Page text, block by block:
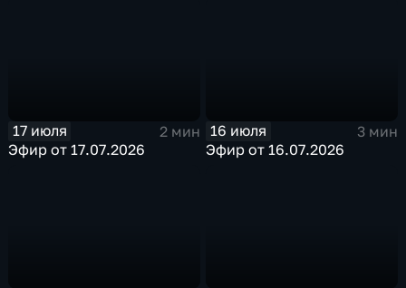
17 июля
2 мин
Эфир от 17.07.2026
16 июля
3 мин
Эфир от 16.07.2026